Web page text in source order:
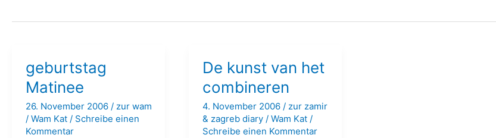
geburtstag
Matinee
26. November 2006 / zur wam
/ Wam Kat / Schreibe einen
Kommentar
De kunst van het
combineren
4. November 2006 / zur zamir
& zagreb diary/ Wam Kat /
Schreibe einen Kommentar